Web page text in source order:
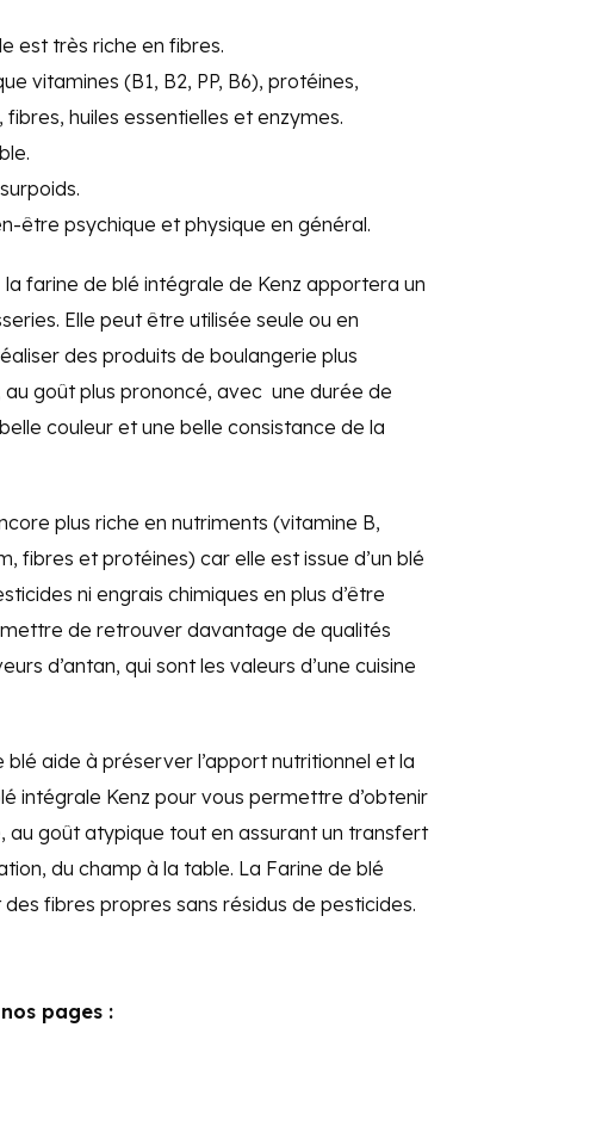
est très riche en fibres.
vitamines (B1, B2, PP, B6), protéines,
huiles essentielles et enzymes.
être psychique et physique en général.
farine de blé intégrale de Kenz apportera un
Elle peut être utilisée seule ou en
des produits de boulangerie plus
goût plus prononcé, avec une durée de
couleur et une belle consistance de la
plus riche en nutriments (vitamine B,
fibres et protéines) car elle est issue d’un blé
ni engrais chimiques en plus d’être
de retrouver davantage de qualités
d’antan, qui sont les valeurs d’une cuisine
aide à préserver l’apport nutritionnel et la
intégrale Kenz pour vous permettre d’obtenir
au goût atypique tout en assurant un transfert
du champ à la table. La Farine de blé
fibres propres sans résidus de pesticides.
pages :